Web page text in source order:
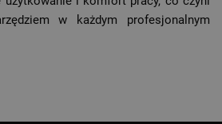
w każdym profesjonalnym